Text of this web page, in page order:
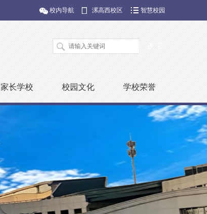
校内导航 漯高西校区 智慧校园
家长学校 校园文化 学校荣誉